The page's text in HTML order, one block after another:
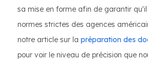
sa mise en forme afin de garantir qu'il
normes strictes des agences
notre article sur la préparation des
pour voir le niveau de précision que